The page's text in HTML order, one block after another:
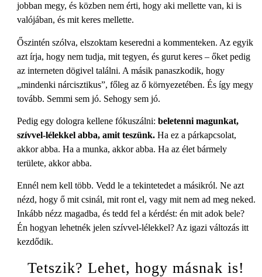
jobban megy, és közben nem érti, hogy aki mellette van, ki is
valójában, és mit keres mellette.
Őszintén szólva, elszoktam keseredni a kommenteken. Az egyik
azt írja, hogy nem tudja, mit tegyen, és gurut keres – őket pedig
az interneten dögivel találni. A másik panaszkodik, hogy
„mindenki nárcisztikus”, főleg az ő környezetében. És így megy
tovább. Semmi sem jó. Sehogy sem jó.
Pedig egy dologra kellene fókuszálni: beletenni magunkat,
szívvel-lélekkel abba, amit teszünk.Ha ez a párkapcsolat,
akkor abba. Ha a munka, akkor abba. Ha az élet bármely
területe, akkor abba.
Ennél nem kell több. Vedd le a tekintetedet a másikról. Ne azt
nézd, hogy ő mit csinál, mit ront el, vagy mit nem ad meg neked.
Inkább nézz magadba, és tedd fel a kérdést: én mit adok bele?
Én hogyan lehetnék jelen szívvel-lélekkel? Az igazi változás itt
kezdődik.
Tetszik? Lehet, hogy másnak is!